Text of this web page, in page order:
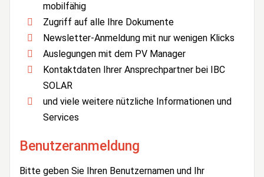
mobilfähig
Zugriff auf alle Ihre Dokumente
Newsletter-Anmeldung mit nur wenigen Klicks
Auslegungen mit dem PV Manager
Kontaktdaten Ihrer Ansprechpartner bei IBC
SOLAR
und viele weitere nützliche Informationen und
Services
Benutzeranmeldung
Bitte geben Sie Ihren Benutzernamen und Ihr